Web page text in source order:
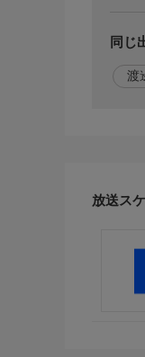
同じ
渡
放送ス